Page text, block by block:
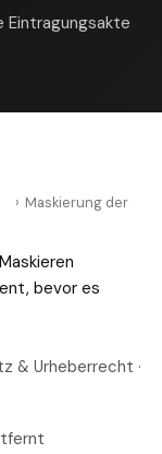
Eintragungsakte
› Maskierung der
bevor es
& Urheberrecht ·